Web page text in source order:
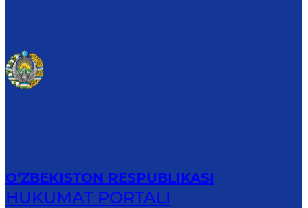
O‘ZBEKISTON RESPUBLIKASI
HUKUMAT PORTALI